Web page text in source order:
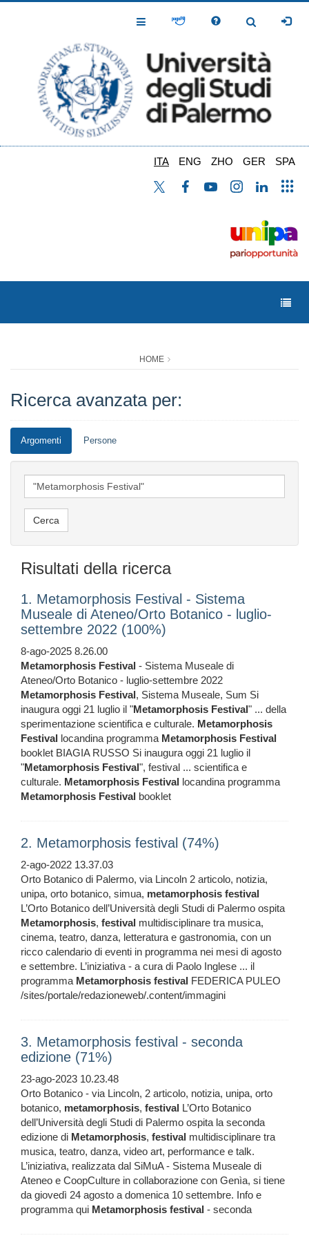
Toggle
Toggle
ITA ENG ZHO GER SPA
HOME
Ricerca avanzata per:
Argomenti Persone
Risultati della ricerca
1. Metamorphosis Festival - Sistema
Museale di Ateneo/Orto Botanico - luglio-
settembre 2022 (100%)
8-ago-2025 8.26.00
Metamorphosis Festival - Sistema Museale di
Ateneo/Orto Botanico - luglio-settembre 2022
Metamorphosis Festival, Sistema Museale, Sum Si
inaugura oggi 21 luglio il "Metamorphosis Festival" ... della
sperimentazione scientifica e culturale. Metamorphosis
Festival locandina programma Metamorphosis Festival
booklet BIAGIA RUSSO Si inaugura oggi 21 luglio il
"Metamorphosis Festival", festival ... scientifica e
culturale. Metamorphosis Festival locandina programma
Metamorphosis Festival booklet
2. Metamorphosis festival (74%)
2-ago-2022 13.37.03
Orto Botanico di Palermo, via Lincoln 2 articolo, notizia,
unipa, orto botanico, simua, metamorphosis festival
L’Orto Botanico dell’Università degli Studi di Palermo ospita
Metamorphosis, festival multidisciplinare tra musica,
cinema, teatro, danza, letteratura e gastronomia, con un
ricco calendario di eventi in programma nei mesi di agosto
e settembre. L’iniziativa - a cura di Paolo Inglese ... il
programma Metamorphosis festival FEDERICA PULEO
/sites/portale/redazioneweb/.content/immagini
3. Metamorphosis festival - seconda
edizione (71%)
23-ago-2023 10.23.48
Orto Botanico - via Lincoln, 2 articolo, notizia, unipa, orto
botanico, metamorphosis, festival L’Orto Botanico
dell’Università degli Studi di Palermo ospita la seconda
edizione di Metamorphosis, festival multidisciplinare tra
musica, teatro, danza, video art, performance e talk.
L’iniziativa, realizzata dal SiMuA - Sistema Museale di
Ateneo e CoopCulture in collaborazione con Genìa, si tiene
da giovedì 24 agosto a domenica 10 settembre. Info e
programma qui Metamorphosis festival - seconda